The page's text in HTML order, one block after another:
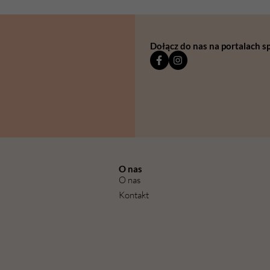
Dołącz do nas na portalach
O nas
O nas
Kontakt